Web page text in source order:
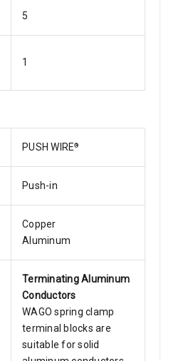
5
1
PUSH WIRE®
Push-in
Copper
Aluminum
Terminating Aluminum
Conductors
WAGO spring clamp
terminal blocks are
suitable for solid